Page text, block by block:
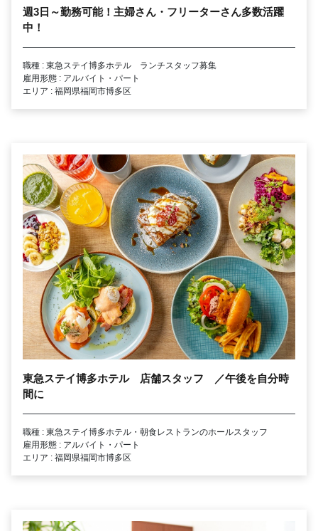
週3日～勤務可能！主婦さん・フリーターさん多数活躍
中！
職種 : 東急ステイ博多ホテル ランチスタッフ募集
雇用形態 : アルバイト・パート
エリア : 福岡県福岡市博多区
東急ステイ博多ホテル 店舗スタッフ ／午後を自分時
間に
職種 : 東急ステイ博多ホテル・朝食レストランのホールスタッフ
雇用形態 : アルバイト・パート
エリア : 福岡県福岡市博多区